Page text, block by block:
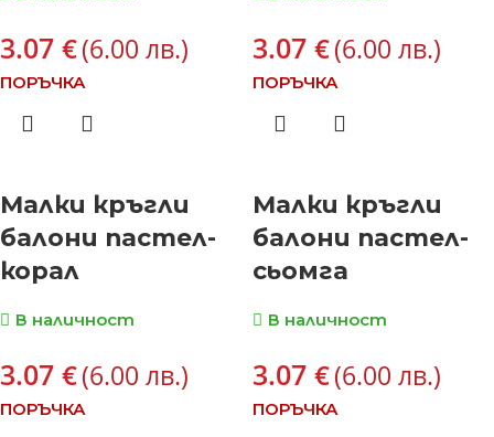
3.07 €(6.00 лв.)
ПОРЪЧКА
3.07 €(6.00 лв.)
ПОРЪЧКА
Малки кръгли
балони пастел-
корал
В наличност
3.07 €(6.00 лв.)
ПОРЪЧКА
Малки кръгли
балони пастел-
сьомга
В наличност
3.07 €(6.00 лв.)
ПОРЪЧКА